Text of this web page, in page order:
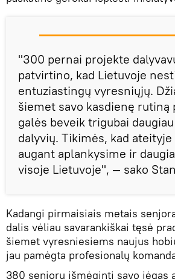
"300 pernai projekte
patvirtino, kad Lietuvoje
entuziastingų vyresniųjų.
šiemet savo kasdienę rutiną
galės beveik trigubai
dalyvių. Tikimės, kad
augant aplankysime ir
visoje Lietuvoje", — sako
Kadangi pirmaisiais metais
dalis vėliau savarankiškai tęsė
šiemet vyresniesiems naujus
jau pamėgta profesionalų
380 senjorų išmėginti savo jėgas